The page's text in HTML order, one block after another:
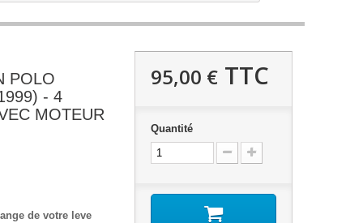
POLO
- 4
MOTEUR
de votre leve
95,00 €TTC
Quantité